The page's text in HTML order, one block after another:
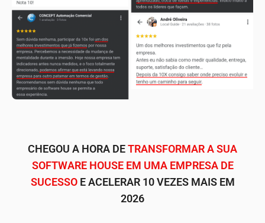
CHEGOU A HORA DE TRANSFORMAR A SUA
SOFTWARE HOUSE EM UMA EMPRESA DE
SUCESSOE ACELERAR 10 VEZES MAIS EM
2026